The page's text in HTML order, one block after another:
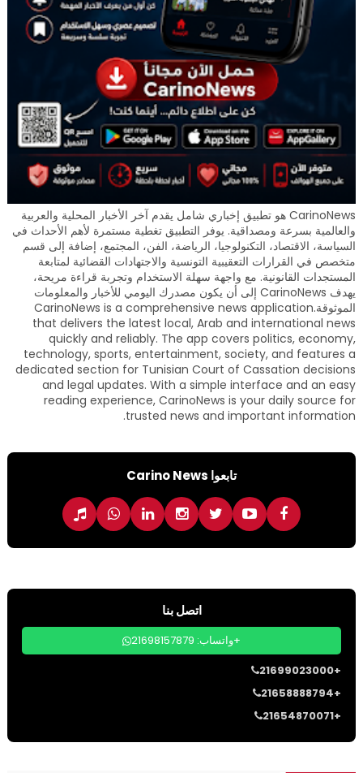
CarinoNews هو تطبيق إخباري شامل يقدم آخر الأخبار المحلية والعربية
والعالمية بسرعة ومصداقية. يوفر التطبيق تغطية مستمرة لأهم الأحداث في
السياسة، الاقتصاد، التكنولوجيا، الرياضة، الفن، المجتمع، إضافة إلى قسم
متخصص في القرارات التعقيبية التونسية والاجتهادات القضائية لمتابعة
المستجدات القانونية. مع واجهة سهلة الاستخدام وتجربة قراءة مريحة،
يهدف CarinoNews إلى أن يكون مصدرك اليومي للأخبار والمعلومات
الموثوقة.CarinoNews is a comprehensive news application
that delivers the latest local, Arab and international news
quickly and reliably. The app covers politics, economy,
technology, sports, entertainment, society, and features a
dedicated section for Tunisian Court of Cassation decisions
and legal updates. With a simple interface and an easy
reading experience, CarinoNews is your daily source for
trusted news and important information.
تابعوا Carino News
اتصل بنا
واتساب: 21698157879+
21699023000+
21658888794+
21654870071+